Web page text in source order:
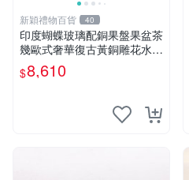
新穎禮物百貨 40
印度蝴蝶玻璃配銅果盤果盆茶
幾歐式奢華復古黃銅雕花水果
盤
$8,610